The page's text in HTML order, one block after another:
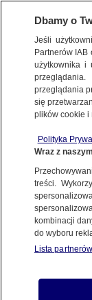
ŚWIAT
Unijni
śledztwa
20.10.2018, 18:56
Dbamy o
Jeśli
Partnerów
użytkownika i
przeglądania
się
plików cookie i
Polityka
Wraz z
treści.
kombinacji
do wyboru
Lista